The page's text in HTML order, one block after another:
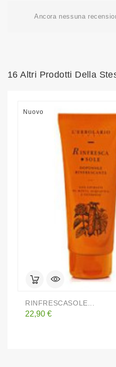
Ancora nessuna
16 Altri Prodotti Della
Nuovo
RINFRESCASOLE...
Prezzo
22,90 €